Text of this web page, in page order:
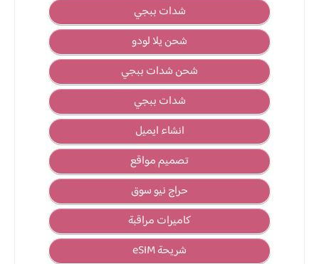
شدات ببجي
شحن يلا لودو
شحن شدات ببجي
شدات ببجي
انشاء ايميل
تصميم مواقع
حراج نيو سوق
كاميرات مراقبة
شريحة eSIM